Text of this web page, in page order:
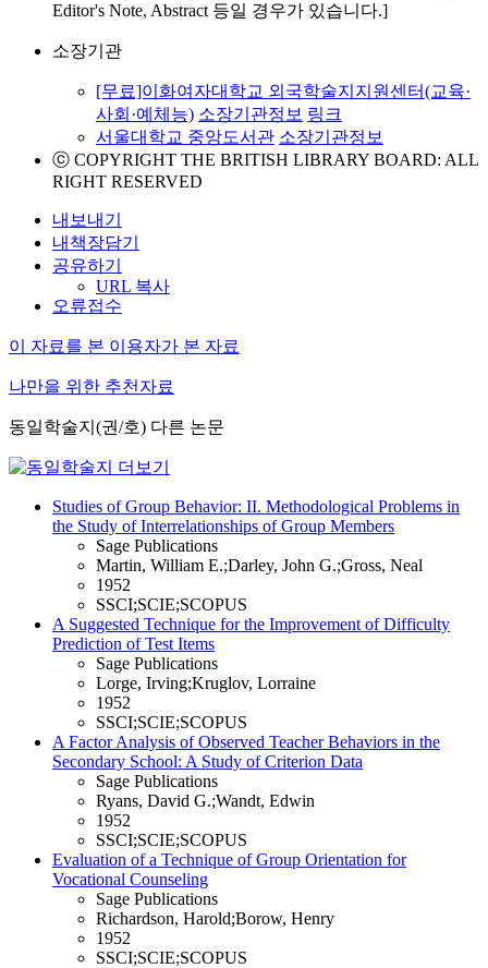
Editor's Note, Abstract 등일 경우가 있습니다.]
소장기관
[무료]이화여자대학교 외국학술지지원센터(교육·
사회·예체능) 소장기관정보 링크
서울대학교 중앙도서관 소장기관정보
ⓒ COPYRIGHT THE BRITISH LIBRARY BOARD: ALL
RIGHT RESERVED
내보내기
내책장담기
공유하기
URL 복사
오류접수
이 자료를 본 이용자가 본 자료
나만을 위한 추천자료
동일학술지(권/호) 다른 논문
Studies of Group Behavior: II. Methodological Problems in
the Study of Interrelationships of Group Members
Sage Publications
Martin, William E.;Darley, John G.;Gross, Neal
1952
SSCI;SCIE;SCOPUS
A Suggested Technique for the Improvement of Difficulty
Prediction of Test Items
Sage Publications
Lorge, Irving;Kruglov, Lorraine
1952
SSCI;SCIE;SCOPUS
A Factor Analysis of Observed Teacher Behaviors in the
Secondary School: A Study of Criterion Data
Sage Publications
Ryans, David G.;Wandt, Edwin
1952
SSCI;SCIE;SCOPUS
Evaluation of a Technique of Group Orientation for
Vocational Counseling
Sage Publications
Richardson, Harold;Borow, Henry
1952
SSCI;SCIE;SCOPUS